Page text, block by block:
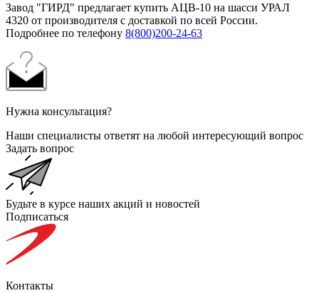
Завод "ГИРД" предлагает купить АЦВ-10 на шасси УРАЛ
4320 от производителя с доставкой по всей России.
Подробнее по телефону 8(800)200-24-63
Нужна консультация?
Наши специалисты ответят на любой интересующий вопрос
Задать вопрос
Будьте в курсе наших акций и новостей
Подписаться
Контакты